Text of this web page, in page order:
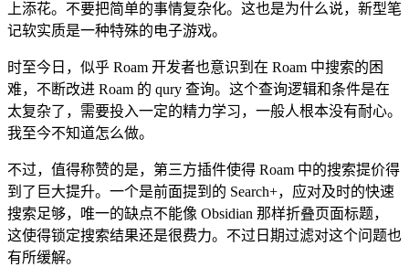
上添花。不要把简单的事情复杂化。这也是为什么说，新型笔
记软实质是一种特殊的电子游戏。
时至今日，似乎 Roam 开发者也意识到在 Roam 中搜索的困
难，不断改进 Roam 的 qury 查询。这个查询逻辑和条件是在
太复杂了，需要投入一定的精力学习，一般人根本没有耐心。
我至今不知道怎么做。
不过，值得称赞的是，第三方插件使得 Roam 中的搜索提价得
到了巨大提升。一个是前面提到的 Search+，应对及时的快速
搜索足够，唯一的缺点不能像 Obsidian 那样折叠页面标题，
这使得锁定搜索结果还是很费力。不过日期过滤对这个问题也
有所缓解。